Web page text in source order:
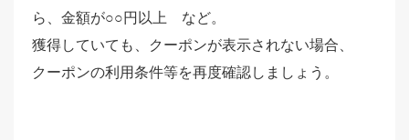
ら、金額が○○円以上 など。
獲得していても、クーポンが表示されない場合、
クーポンの利用条件等を再度確認しましょう。